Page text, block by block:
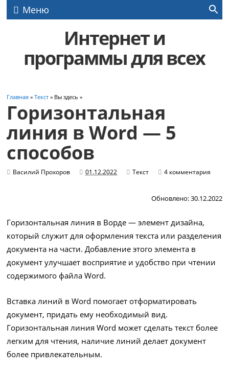
Меню
Интернет и
программы для всех
Главная »Текст » Вы здесь »
Горизонтальная
линия в Word — 5
способов
Василий Прохоров 01.12.2022 Текст 4 комментария
Обновлено: 30.12.2022
Горизонтальная линия в Ворде — элемент дизайна,
который служит для оформления текста или разделения
документа на части. Добавление этого элемента в
документ улучшает восприятие и удобство при чтении
содержимого файла Word.
Вставка линий в Word помогает отформатировать
документ, придать ему необходимый вид.
Горизонтальная линия Word может сделать текст более
легким для чтения, наличие линий делает документ
более привлекательным.